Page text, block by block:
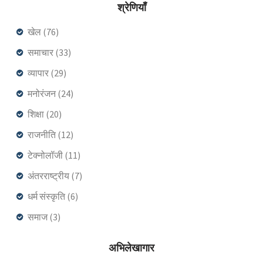
श्रेणियाँ
खेल (76)
समाचार (33)
व्यापार (29)
मनोरंजन(24)
शिक्षा (20)
राजनीति (12)
टेक्नोलॉजी (11)
अंतरराष्ट्रीय (7)
धर्म संस्कृति (6)
समाज(3)
अभिलेखागार